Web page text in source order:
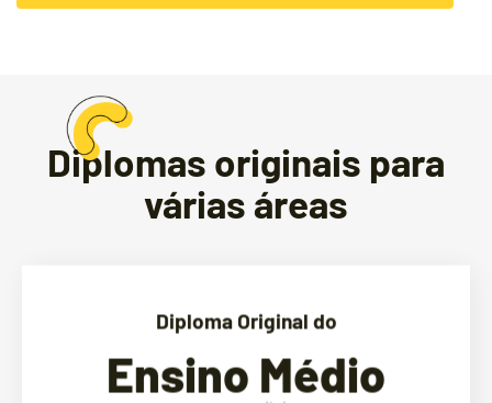
Diplomas originais para
várias áreas
Diploma Original do
Ensino Médio